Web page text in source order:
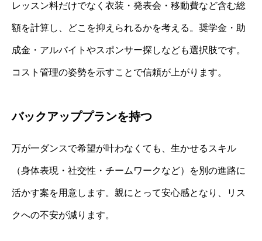
レッスン料だけでなく衣装・発表会・移動費など含む総
額を計算し、どこを抑えられるかを考える。奨学金・助
成金・アルバイトやスポンサー探しなども選択肢です。
コスト管理の姿勢を示すことで信頼が上がります。
バックアッププランを持つ
万が一ダンスで希望が叶わなくても、生かせるスキル
（身体表現・社交性・チームワークなど）を別の進路に
活かす案を用意します。親にとって安心感となり、リス
クへの不安が減ります。